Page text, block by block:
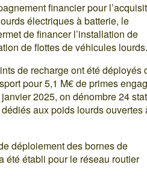
financier pour
électriques à batterie, le
de financer l’installation de
de flottes de véhicules lourds.
de recharge ont été déployés
pour 5,1 M€ de primes
2025, on dénombre 24
aux poids lourds ouvertes
déploiement des bornes de
été établi pour le réseau routier